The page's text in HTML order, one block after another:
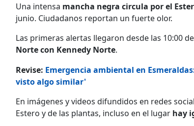
Una intensa mancha negra circula por el
junio. Ciudadanos reportan un fuerte olor.
Las primeras alertas llegaron desde las 10:00
Norte con Kennedy Norte.
Revise: Emergencia ambiental en
visto algo similar'
En imágenes y videos difundidos en redes
Estero y de las plantas, incluso en el lugar hay